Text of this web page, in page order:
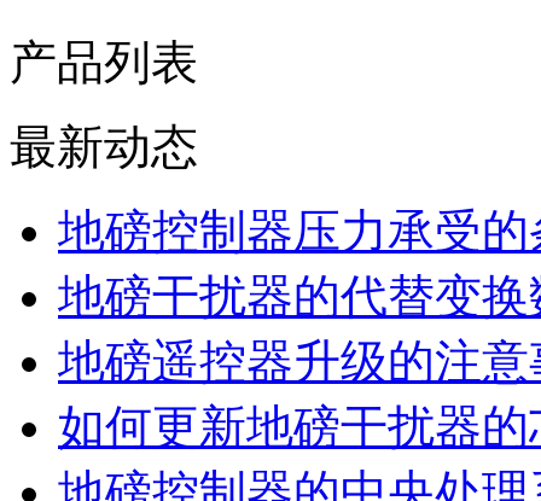
产品列表
最新动态
地磅控制器压力承受的
地磅干扰器的代替变换
地磅遥控器升级的注意
如何更新地磅干扰器的